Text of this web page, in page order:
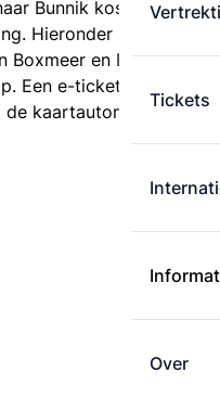
Tickets
Over
Bunnik kost
€ 21,59
Hieronder staan alle
Boxmeer en Bunnik.
Een e-ticket is altijd
kaartautomaat.